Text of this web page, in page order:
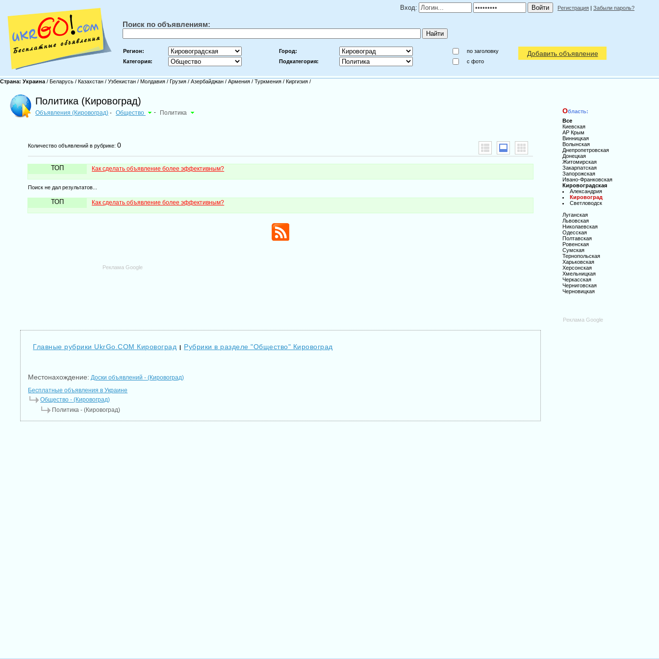
Вход: Регистрация | Забыли пароль?
Поиск по объявлениям:
Регион: Город:
по заголовку
Категория:
Подкатегория: c фото
Добавить объявление
Страна: Украина / Беларусь / Казахстан / Узбекистан / Молдавия / Грузия / Азербайджан / Армения / Туркмения / Киргизия /
Политика (Кировоград)
Объявления (Кировоград) - Общество - Политика
Количество объявлений в рубрике:0
ТОП Как сделать объявление более эффективным?
Поиск не дал результатов...
ТОП Как сделать объявление более эффективным?
Реклама Google
Главные рубрики UkrGo.COM Кировоград | Рубрики в разделе "Общество" Кировоград
Местонахождение: Доски объявлений - (Кировоград)
Бесплатные объявления в Украине
Общество - (Кировоград)
Политика - (Кировоград)
Область:
Все
Киевская
АР Крым
Винницкая
Волынская
Днепропетровская
Донецкая
Житомирская
Закарпатская
Запорожская
Ивано-Франковская
Кировоградская
Александрия
Кировоград
Светловодск
Луганская
Львовская
Николаевская
Одесская
Полтавская
Ровенская
Сумская
Тернопольская
Харьковская
Херсонская
Хмельницкая
Черкасская
Черниговская
Черновицкая
Реклама Google